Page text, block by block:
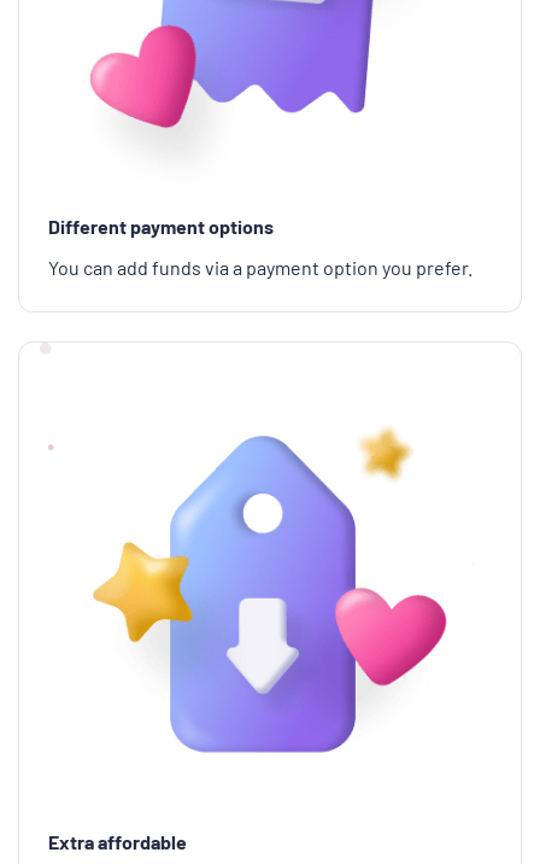
Different payment options
You can add funds via a payment option you prefer.
Extra affordable